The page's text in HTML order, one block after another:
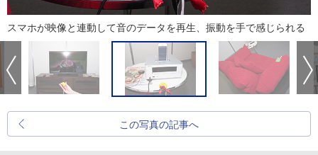
スマホが映像と連動して音のデータを再生、振動を手で感じられる
この写真の記事へ